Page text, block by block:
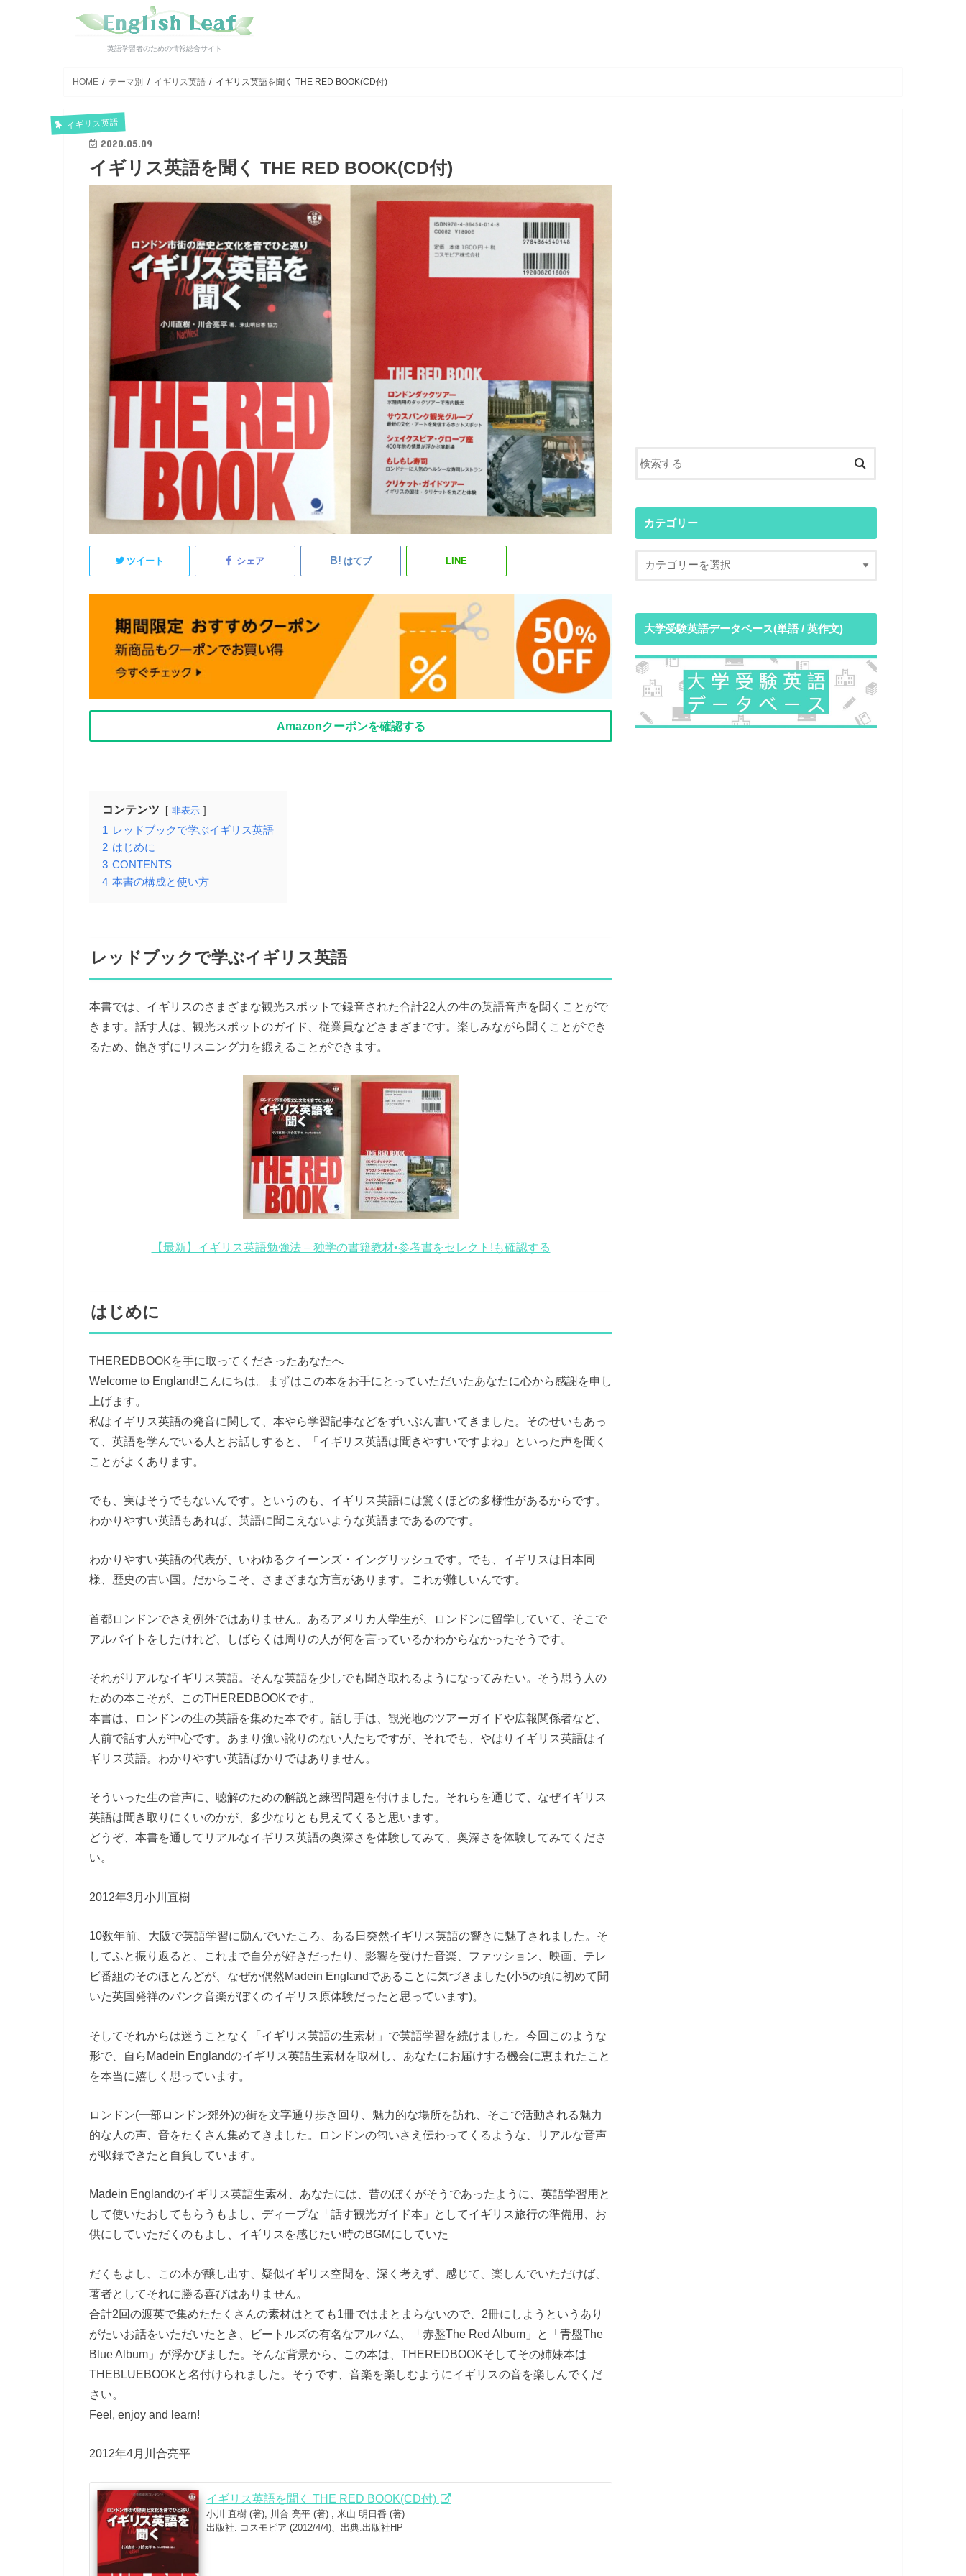
英語学習者のための情報総合サイト
HOME テーマ別 イギリス英語 イギリス英語を聞く THE RED BOOK(CD付)
イギリス英語
2020.05.09
イギリス英語を聞く THE RED BOOK(CD付)
ツイート シェア はてブ LINE
Amazonクーポンを確認する
コンテンツ 非表示
1 レッドブックで学ぶイギリス英語
2 はじめに
3 CONTENTS
4 本書の構成と使い方
レッドブックで学ぶイギリス英語
本書では、イギリスのさまざまな観光スポットで録音された合計22人の生の英語音声を聞くことがで
きます。話す人は、観光スポットのガイド、従業員などさまざまです。楽しみながら聞くことができ
るため、飽きずにリスニング力を鍛えることができます。
【最新】イギリス英語勉強法 – 独学の書籍教材•参考書をセレクト!も確認する
はじめに
THEREDBOOKを手に取ってくださったあなたへ
Welcome to England!こんにちは。まずはこの本をお手にとっていただいたあなたに心から感謝を申し
上げます。
私はイギリス英語の発音に関して、本やら学習記事などをずいぶん書いてきました。そのせいもあっ
て、英語を学んでいる人とお話しすると、「イギリス英語は聞きやすいですよね」といった声を聞く
ことがよくあります。
でも、実はそうでもないんです。というのも、イギリス英語には驚くほどの多様性があるからです。
わかりやすい英語もあれば、英語に聞こえないような英語まであるのです。
わかりやすい英語の代表が、いわゆるクイーンズ・イングリッシュです。でも、イギリスは日本同
様、歴史の古い国。だからこそ、さまざまな方言があります。これが難しいんです。
首都ロンドンでさえ例外ではありません。あるアメリカ人学生が、ロンドンに留学していて、そこで
アルバイトをしたけれど、しばらくは周りの人が何を言っているかわからなかったそうです。
それがリアルなイギリス英語。そんな英語を少しでも聞き取れるようになってみたい。そう思う人の
ための本こそが、このTHEREDBOOKです。
本書は、ロンドンの生の英語を集めた本です。話し手は、観光地のツアーガイドや広報関係者など、
人前で話す人が中心です。あまり強い訛りのない人たちですが、それでも、やはりイギリス英語はイ
ギリス英語。わかりやすい英語ばかりではありません。
そういった生の音声に、聴解のための解説と練習問題を付けました。それらを通じて、なぜイギリス
英語は聞き取りにくいのかが、多少なりとも見えてくると思います。
どうぞ、本書を通してリアルなイギリス英語の奥深さを体験してみて、奥深さを体験してみてくださ
い。
2012年3月小川直樹
10数年前、大阪で英語学習に励んでいたころ、ある日突然イギリス英語の響きに魅了されました。そ
してふと振り返ると、これまで自分が好きだったり、影響を受けた音楽、ファッション、映画、テレ
ビ番組のそのほとんどが、なぜか偶然Madein Englandであることに気づきました(小5の頃に初めて聞
いた英国発祥のパンク音楽がぼくのイギリス原体験だったと思っています)。
そしてそれからは迷うことなく「イギリス英語の生素材」で英語学習を続けました。今回このような
形で、自らMadein Englandのイギリス英語生素材を取材し、あなたにお届けする機会に恵まれたこと
を本当に嬉しく思っています。
ロンドン(一部ロンドン郊外)の街を文字通り歩き回り、魅力的な場所を訪れ、そこで活動される魅力
的な人の声、音をたくさん集めてきました。ロンドンの匂いさえ伝わってくるような、リアルな音声
が収録できたと自負しています。
Madein Englandのイギリス英語生素材、あなたには、昔のぼくがそうであったように、英語学習用と
して使いたおしてもらうもよし、ディープな「話す観光ガイド本」としてイギリス旅行の準備用、お
供にしていただくのもよし、イギリスを感じたい時のBGMにしていた
だくもよし、この本が醸し出す、疑似イギリス空間を、深く考えず、感じて、楽しんでいただけば、
著者としてそれに勝る喜びはありません。
合計2回の渡英で集めたたくさんの素材はとても1冊ではまとまらないので、2冊にしようというあり
がたいお話をいただいたとき、ビートルズの有名なアルバム、「赤盤The Red Album」と「青盤The
Blue Album」が浮かびました。そんな背景から、この本は、THEREDBOOKそしてその姉妹本は
THEBLUEBOOKと名付けられました。そうです、音楽を楽しむようにイギリスの音を楽しんでくだ
さい。
Feel, enjoy and learn!
2012年4月川合亮平
イギリス英語を聞く THE RED BOOK(CD付)
小川 直樹 (著), 川合 亮平 (著) , 米山 明日香 (著)
出版社: コスモピア (2012/4/4)、出典:出版社HP
カテゴリー
大学受験英語データベース(単語 / 英作文)